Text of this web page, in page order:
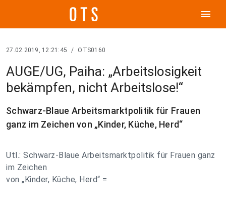
menu
27.02.2019, 12:21:45 / OTS0160
AUGE/UG, Paiha: „Arbeitslosigkeit
bekämpfen, nicht Arbeitslose!“
Schwarz-Blaue Arbeitsmarktpolitik für Frauen
ganz im Zeichen von „Kinder, Küche, Herd“
Utl.: Schwarz-Blaue Arbeitsmarktpolitik für Frauen ganz
im Zeichen
von „Kinder, Küche, Herd“ =